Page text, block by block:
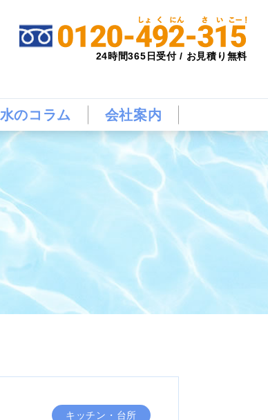
24時間365日受付 / お見積り無料
水のコラム 会社案内
キッチン・台所